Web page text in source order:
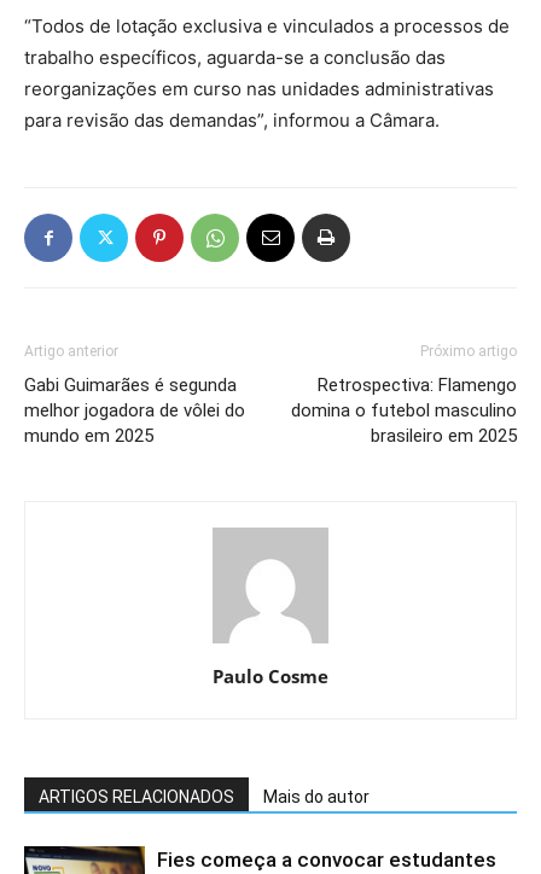
“Todos de lotação exclusiva e vinculados a processos de
trabalho específicos, aguarda-se a conclusão das
reorganizações em curso nas unidades administrativas
para revisão das demandas”, informou a Câmara.
Artigo anterior
Gabi Guimarães é segunda
melhor jogadora de vôlei do
mundo em 2025
Próximo artigo
Retrospectiva: Flamengo
domina o futebol masculino
brasileiro em 2025
Paulo Cosme
ARTIGOS RELACIONADOS Mais do autor
Fies começa a convocar estudantes